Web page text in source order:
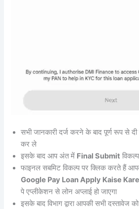
सभी जानकारी दर्ज करने के बाद पूर्ण रूप से दी
कर ले
इसके बाद आप अंत में Final Submit
फाइनल सबमिट विकल्प पर क्लिक करते हैं
Google Pay Loan Apply Kaise
पे एप्लीकेशन से लोन अप्लाई हो जाएगा
इसके बाद विभाग द्वारा आपकी सभी दस्तावेज